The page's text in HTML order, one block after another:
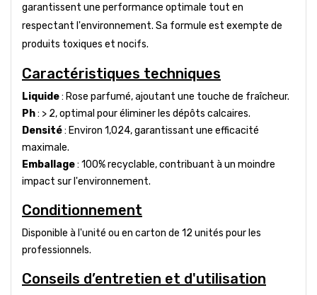
garantissent une performance optimale tout en
respectant l'environnement. Sa formule est exempte de
produits toxiques et nocifs.
Caractéristiques techniques
Liquide: Rose parfumé, ajoutant une touche de fraîcheur.
Ph: > 2, optimal pour éliminer les dépôts calcaires.
Densité: Environ 1,024, garantissant une efficacité
maximale.
Emballage: 100% recyclable, contribuant à un moindre
impact sur l'environnement.
Conditionnement
Disponible à l'unité ou en carton de 12 unités pour les
professionnels.
Conseils d’entretien et d'utilisation